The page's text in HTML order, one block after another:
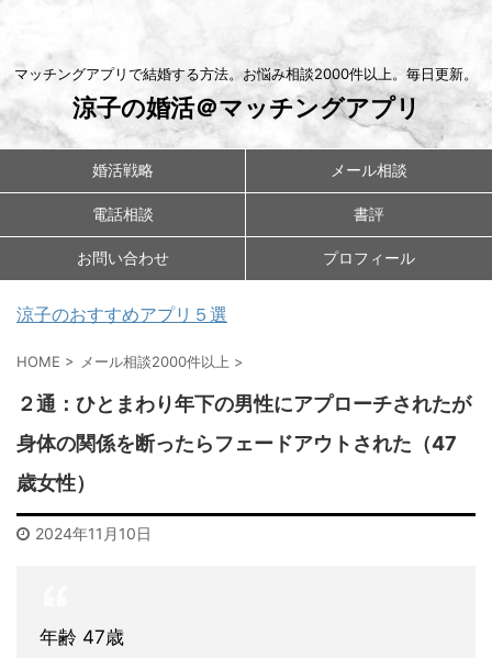
マッチングアプリで結婚する方法。お悩み相談2000件以上。毎日更新。
涼子の婚活＠マッチングアプリ
婚活戦略 メール相談
電話相談 書評
お問い合わせ プロフィール
涼子のおすすめアプリ５選
HOME > メール相談2000件以上 >
２通：ひとまわり年下の男性にアプローチされたが
身体の関係を断ったらフェードアウトされた（47
歳女性）
2024年11月10日
年齢 47歳